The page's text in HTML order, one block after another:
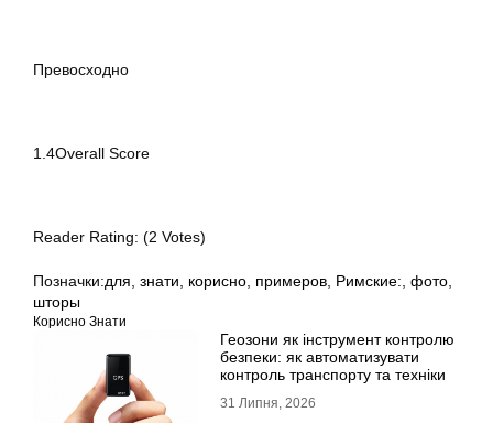
Превосходно
1.4Overall Score
Reader Rating: (2 Votes)
Позначки:для знати корисно примеров Римские: фото
шторы
Корисно Знати
Геозони як інструмент контролю
безпеки: як автоматизувати
контроль транспорту та техніки
31 Липня, 2026